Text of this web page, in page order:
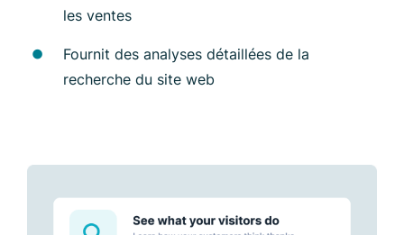
les ventes
Fournit des analyses détaillées de la
recherche du site web